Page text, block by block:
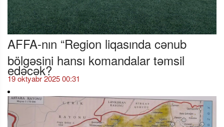
AFFA-nın “Region liqasında cənub
bölgəsini hansı komandalar təmsil
edəcək?
19 oktyabr 2025 00:31